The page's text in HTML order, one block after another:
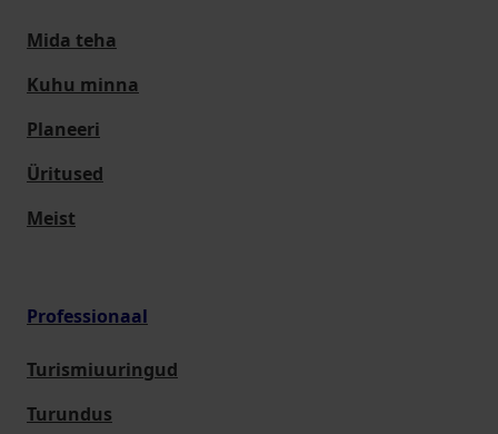
Mida teha
Kuhu minna
Planeeri
Üritused
Meist
Professionaal
Turismiuuringud
Turundus